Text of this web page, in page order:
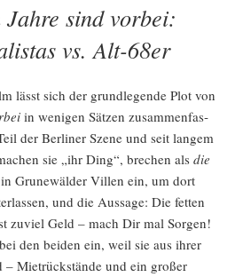
Jahre sind vorbei:
vs. Alt-68er
lässt sich der grund­le­gen­de Plot von
in weni­gen Sät­zen zusam­men­fas­
der Ber­li­ner Sze­ne und seit lan­gem
sie „ihr Ding“, bre­chen als die
in Gru­ne­wäl­der Vil­len ein, um dort
und die Aus­sa­ge: Die fet­ten
zuviel Geld – mach Dir mal Sor­gen!
den bei­den ein, weil sie aus ihrer
Miet­rück­stän­de und ein gro­ßer